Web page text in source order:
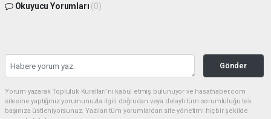
Okuyucu Yorumları (0)
Gönder
Yorum yazarak Topluluk Kuralları’nı kabul etmiş bulunuyor ve hasathaber.com
sitesine yaptığınız yorumunuzla ilgili doğrudan veya dolaylı tüm sorumluluğu tek
başınıza üstleniyorsunuz. Yazılan tüm yorumlardan site yönetimi hiçbir şekilde